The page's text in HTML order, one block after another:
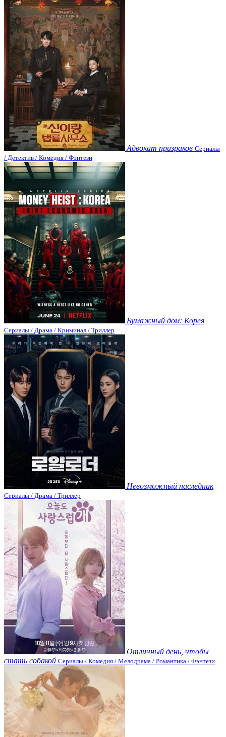
Адвокат призраков Сериалы
/ Детектив / Комедия / Фэнтези
Бумажный дом: Корея
Сериалы / Драма / Криминал / Триллер
Невозможный наследник
Сериалы / Драма / Триллер
Отличный день, чтобы
стать собакой Сериалы / Комедия / Мелодрама / Романтика / Фэнтези